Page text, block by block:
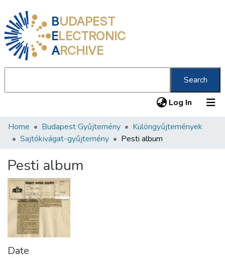
BUDAPEST
ELECTRONIC
ARCHIVE
Search
Log In (current)
Communities & Collections
Statistics
About us
Home Budapest Gyűjtemény
Különgyűjtemények
Sajtókivágat-gyűjtemény
Pesti album
Pesti album
Date